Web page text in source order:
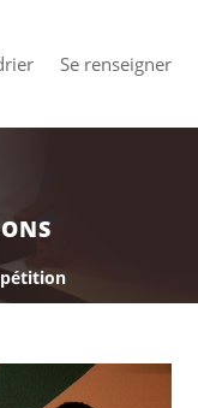
Se renseigner